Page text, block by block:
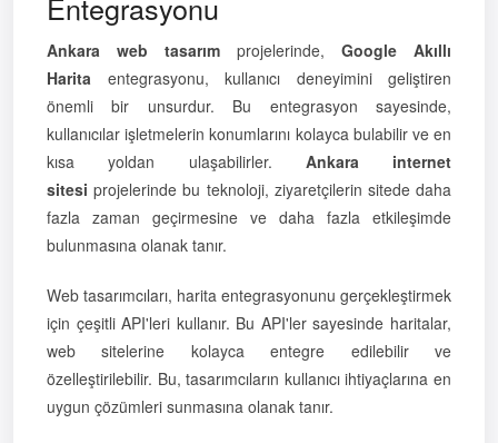
Ankara web tasarım projelerinde, Google Akıllı
Harita entegrasyonu, kullanıcı deneyimini geliştiren
önemli bir unsurdur. Bu entegrasyon sayesinde,
kullanıcılar işletmelerin konumlarını kolayca bulabilir ve en
kısa yoldan ulaşabilirler. Ankara internet
sitesi projelerinde bu teknoloji, ziyaretçilerin sitede daha
fazla zaman geçirmesine ve daha fazla etkileşimde
bulunmasına olanak tanır.
Web tasarımcıları, harita entegrasyonunu gerçekleştirmek
için çeşitli API'leri kullanır. Bu API'ler sayesinde haritalar,
web sitelerine kolayca entegre edilebilir ve
özelleştirilebilir. Bu, tasarımcıların kullanıcı ihtiyaçlarına en
uygun çözümleri sunmasına olanak tanır.